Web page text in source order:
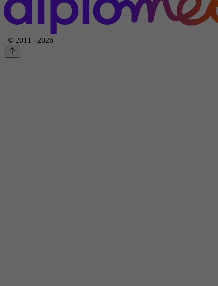
© 2011 - 2026